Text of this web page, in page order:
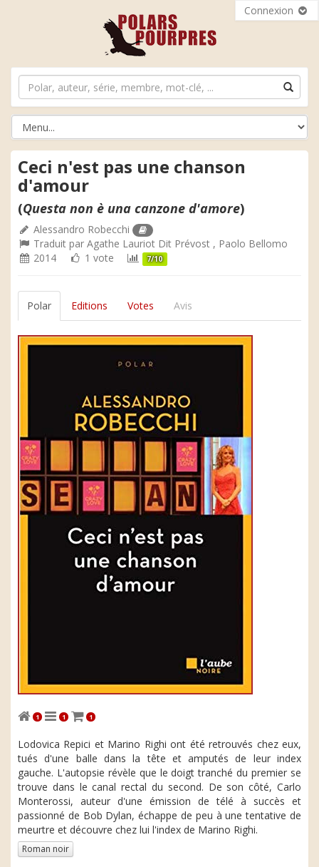
Connexion
Ceci n'est pas une chanson
d'amour
(Questa non è una canzone d'amore)
Alessandro Robecchi
Traduit par Agathe Lauriot Dit Prévost , Paolo Bellomo
2014
1 vote 7/10
Polar Editions Votes Avis
1 1 1
Lodovica Repici et Marino Righi ont été retrouvés chez eux,
tués d'une balle dans la tête et amputés de leur index
gauche. L'autopsie révèle que le doigt tranché du premier se
trouve dans le canal rectal du second. De son côté, Carlo
Monterossi, auteur d'une émission de télé à succès et
passionné de Bob Dylan, échappe de peu à une tentative de
meurtre et découvre chez lui l'index de Marino Righi.
Roman noir